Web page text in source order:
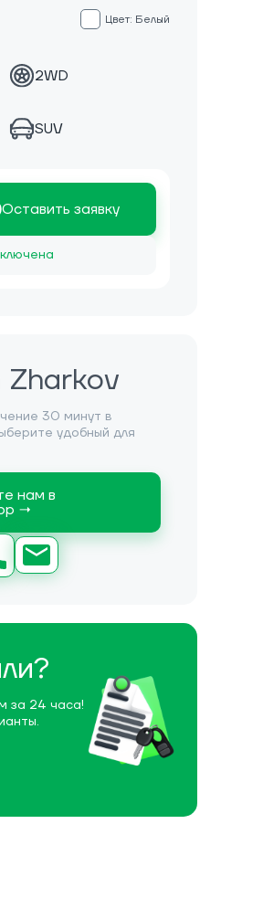
Цвет: Белый
2WD
SUV
Оставить заявку
Zharkov
30 минут в
удобный для
нам в
→
за 24 часа!